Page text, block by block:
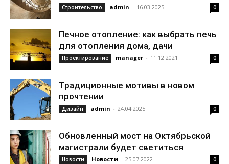
Строительство admin - 16.03.2025 0
Печное отопление: как выбрать печь
для отопления дома, дачи
Проектирование manager - 11.12.2021 0
Традиционные мотивы в новом
прочтении
Дизайн admin - 24.04.2025 0
Обновленный мост на Октябрьской
магистрали будет светиться
Новости Новости - 25.07.2022 0